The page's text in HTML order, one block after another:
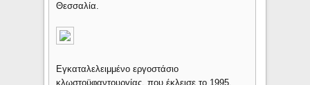
Θεσσαλία.
Εγκαταλελειμμένο εργοστάσιο
κλωστοϋφαντουργίας, που έκλεισε το 1995,